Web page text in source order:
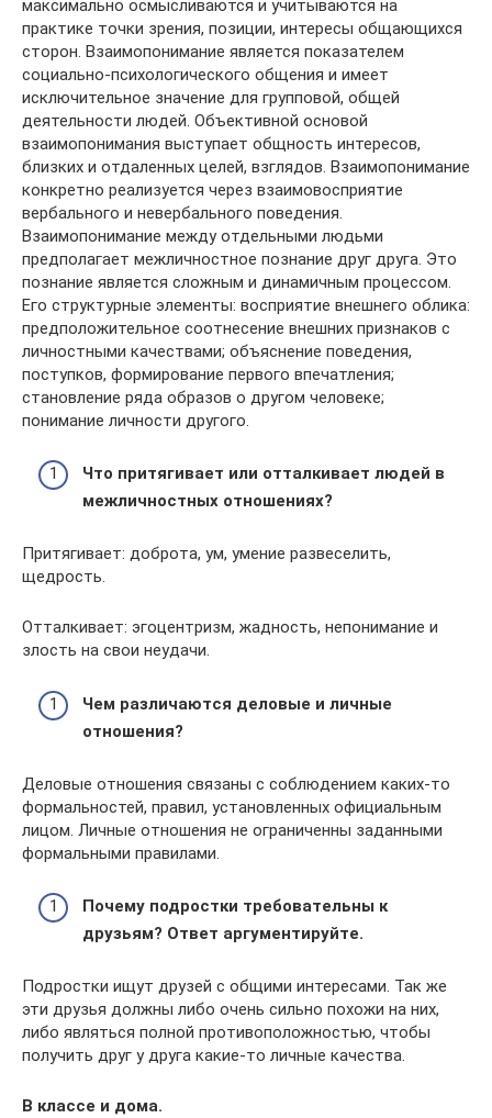
максимально осмысливаются и учитываются на
практике точки зрения, позиции, интересы общающихся
сторон. Взаимопонимание является показателем
социально-психологического общения и имеет
исключительное значение для групповой, общей
деятельности людей. Объективной основой
взаимопонимания выступает общность интересов,
близких и отдаленных целей, взглядов. Взаимопонимание
конкретно реализуется через взаимовосприятие
вербального и невербального поведения.
Взаимопонимание между отдельными людьми
предполагает межличностное познание друг друга. Это
познание является сложным и динамичным процессом.
Его структурные элементы: восприятие внешнего облика:
предположительное соотнесение внешних признаков с
личностными качествами; объяснение поведения,
поступков, формирование первого впечатления;
становление ряда образов о другом человеке;
понимание личности другого.
Что притягивает или отталкивает людей в
межличностных отношениях?
Притягивает: доброта, ум, умение развеселить,
щедрость.
Отталкивает: эгоцентризм, жадность, непонимание и
злость на свои неудачи.
Чем различаются деловые и личные
отношения?
Деловые отношения связаны с соблюдением каких-то
формальностей, правил, установленных официальным
лицом. Личные отношения не ограниченны заданными
формальными правилами.
Почему подростки требовательны к
друзьям? Ответ аргументируйте.
Подростки ищут друзей с общими интересами. Так же
эти друзья должны либо очень сильно похожи на них,
либо являться полной противоположностью, чтобы
получить друг у друга какие-то личные качества.
В классе и дома.